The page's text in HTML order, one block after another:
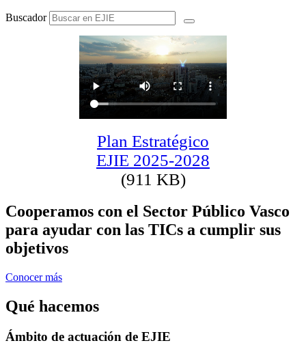
Buscador
Plan Estratégico
EJIE 2025-2028
(911 KB)
Cooperamos con el Sector Público Vasco
para ayudar con las TICs a cumplir sus
objetivos
Conocer más
Qué hacemos
Ámbito de actuación de EJIE